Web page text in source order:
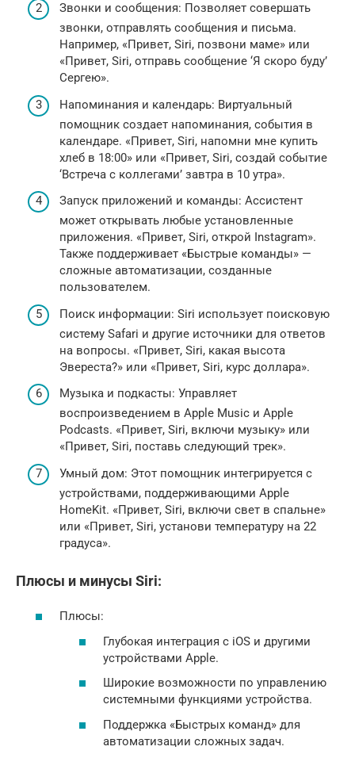
Звонки и сообщения: Позволяет совершать
звонки, отправлять сообщения и письма.
Например, «Привет, Siri, позвони маме» или
«Привет, Siri, отправь сообщение ‘Я скоро буду’
Сергею».
Напоминания и календарь: Виртуальный
помощник создает напоминания, события в
календаре. «Привет, Siri, напомни мне купить
хлеб в 18:00» или «Привет, Siri, создай событие
‘Встреча с коллегами’ завтра в 10 утра».
Запуск приложений и команды: Ассистент
может открывать любые установленные
приложения. «Привет, Siri, открой Instagram».
Также поддерживает «Быстрые команды» —
сложные автоматизации, созданные
пользователем.
Поиск информации: Siri использует поисковую
систему Safari и другие источники для ответов
на вопросы. «Привет, Siri, какая высота
Эвереста?» или «Привет, Siri, курс доллара».
Музыка и подкасты: Управляет
воспроизведением в Apple Music и Apple
Podcasts. «Привет, Siri, включи музыку» или
«Привет, Siri, поставь следующий трек».
Умный дом: Этот помощник интегрируется с
устройствами, поддерживающими Apple
HomeKit. «Привет, Siri, включи свет в спальне»
или «Привет, Siri, установи температуру на 22
градуса».
Плюсы и минусы Siri:
Плюсы:
Глубокая интеграция с iOS и другими
устройствами Apple.
Широкие возможности по управлению
системными функциями устройства.
Поддержка «Быстрых команд» для
автоматизации сложных задач.